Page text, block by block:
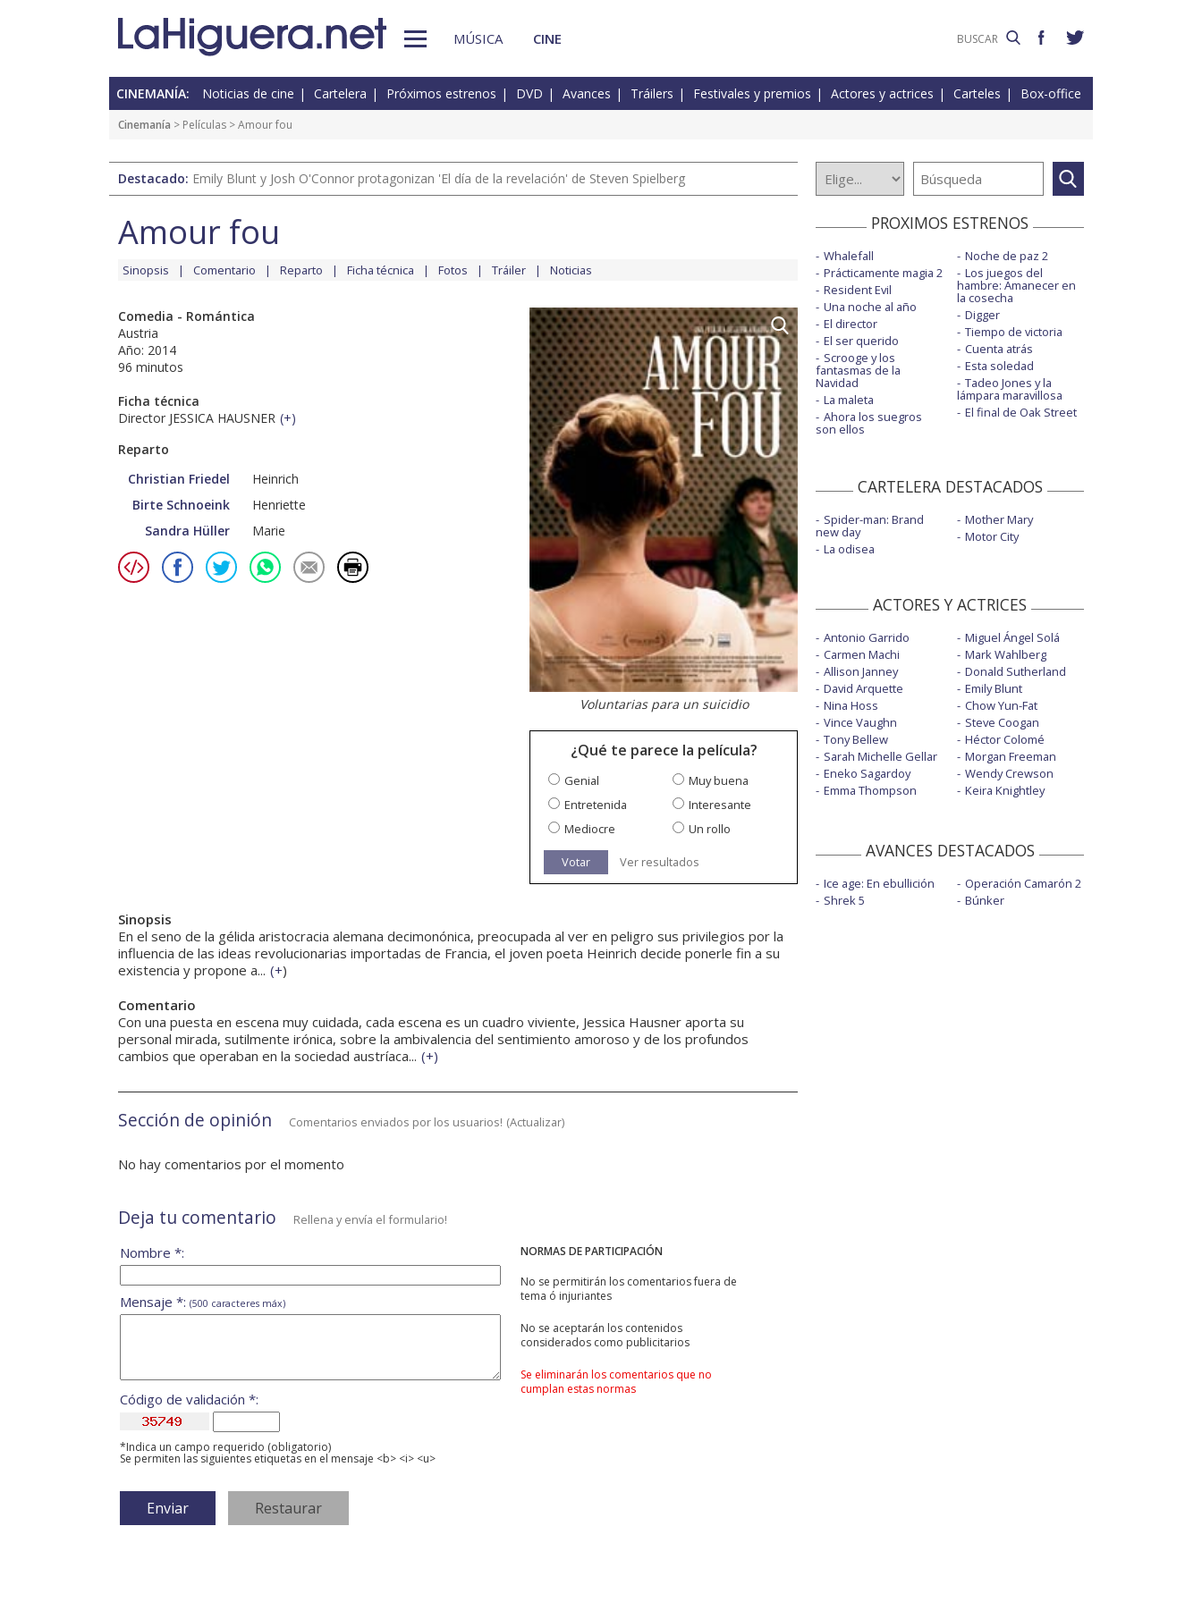
MÚSICA CINE
CINEMANÍA: Noticias de cine Cartelera Próximos estrenos DVD Avances Tráilers Festivales y premios Actores y actrices Carteles Box-office
Cinemanía > Películas > Amour fou
Destacado: Emily Blunt y Josh O'Connor protagonizan 'El día de la revelación' de Steven Spielberg
Amour fou
Sinopsis Comentario Reparto Ficha técnica Fotos Tráiler Noticias
Comedia - Romántica
Austria
Año: 2014
96 minutos
Ficha técnica
Director JESSICA HAUSNER (+)
Reparto
Christian Friedel
Heinrich
Birte Schnoeink
Henriette
Sandra Hüller
Marie
Voluntarias para un suicidio
¿Qué te parece la película?
Genial
Muy buena
Entretenida
Interesante
Mediocre
Un rollo
Votar Ver resultados
Sinopsis
En el seno de la gélida aristocracia alemana decimonónica, preocupada al ver en peligro sus privilegios por la
influencia de las ideas revolucionarias importadas de Francia, el joven poeta Heinrich decide ponerle fin a su
existencia y propone a... (+)
Comentario
Con una puesta en escena muy cuidada, cada escena es un cuadro viviente, Jessica Hausner aporta su
personal mirada, sutilmente irónica, sobre la ambivalencia del sentimiento amoroso y de los profundos
cambios que operaban en la sociedad austríaca... (+)
Sección de opinión Comentarios enviados por los usuarios! (Actualizar)
No hay comentarios por el momento
Deja tu comentario Rellena y envía el formulario!
NORMAS DE PARTICIPACIÓN
No se permitirán los comentarios fuera de
tema ó injuriantes
No se aceptarán los contenidos
considerados como publicitarios
Se eliminarán los comentarios que no
cumplan estas normas
Nombre *:
Mensaje *: (500 caracteres máx)
Código de validación *:
*Indica un campo requerido (obligatorio)
Se permiten las siguientes etiquetas en el mensaje <b> <i> <u>
PROXIMOS ESTRENOS
Whalefall
Prácticamente magia 2
Resident Evil
Una noche al año
El director
El ser querido
Scrooge y los
fantasmas de la
Navidad
La maleta
Ahora los suegros
son ellos
Noche de paz 2
Los juegos del
hambre: Amanecer en
la cosecha
Digger
Tiempo de victoria
Cuenta atrás
Esta soledad
Tadeo Jones y la
lámpara maravillosa
El final de Oak Street
CARTELERA DESTACADOS
Spider-man: Brand
new day
La odisea
Mother Mary
Motor City
ACTORES Y ACTRICES
Antonio Garrido
Carmen Machi
Allison Janney
David Arquette
Nina Hoss
Vince Vaughn
Tony Bellew
Sarah Michelle Gellar
Eneko Sagardoy
Emma Thompson
Miguel Ángel Solá
Mark Wahlberg
Donald Sutherland
Emily Blunt
Chow Yun-Fat
Steve Coogan
Héctor Colomé
Morgan Freeman
Wendy Crewson
Keira Knightley
AVANCES DESTACADOS
Ice age: En ebullición
Shrek 5
Operación Camarón 2
Búnker